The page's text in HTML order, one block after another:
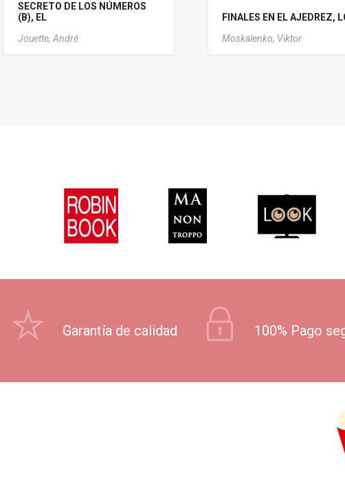
SECRETO DE LOS NÚMEROS
(B), EL
Jouette, André
FINALES EN EL AJEDREZ,
Moskalenko, Viktor
Garantía de calidad 100% Pago